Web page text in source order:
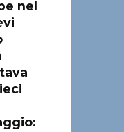
nel